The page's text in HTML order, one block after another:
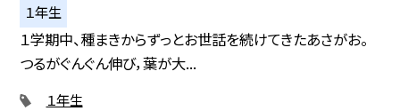
１年生
１学期中、種まきからずっとお世話を続けてきたあさがお。
つるがぐんぐん伸び，葉が大...
１年生